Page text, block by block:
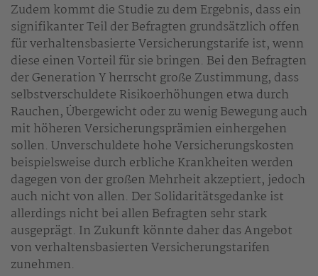
Zudem kommt die Studie zu dem Ergebnis, dass ein
signifikanter Teil der Befragten grundsätzlich offen
für verhaltensbasierte Versicherungstarife ist, wenn
diese einen Vorteil für sie bringen. Bei den Befragten
der Generation Y herrscht große Zustimmung, dass
selbstverschuldete Risikoerhöhungen etwa durch
Rauchen, Übergewicht oder zu wenig Bewegung auch
mit höheren Versicherungsprämien einhergehen
sollen. Unverschuldete hohe Versicherungskosten
beispielsweise durch erbliche Krankheiten werden
dagegen von der großen Mehrheit akzeptiert, jedoch
auch nicht von allen. Der Solidaritätsgedanke ist
allerdings nicht bei allen Befragten sehr stark
ausgeprägt. In Zukunft könnte daher das Angebot
von verhaltensbasierten Versicherungstarifen
zunehmen.